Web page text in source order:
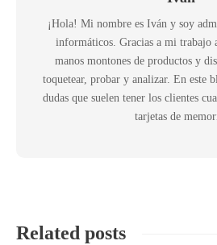
¡Hola! Mi nombre es Iván y soy
informáticos. Gracias a mi trabajo
manos montones de productos y
toquetear, probar y analizar. En este
dudas que suelen tener los clientes
tarjetas de
Related posts